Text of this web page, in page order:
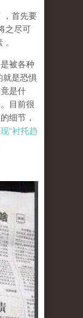
，首先要
之尽可
。
被各种
就是恐惧
是什
目前很
细节，
“衬托趋